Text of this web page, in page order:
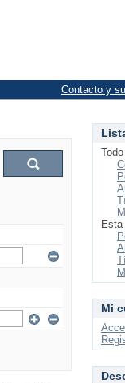
Contacto y
Mi